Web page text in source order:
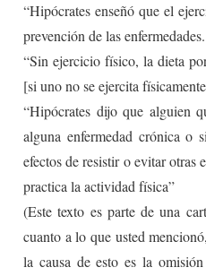
“Hipócrates enseñó que el
prevención de las
“Sin ejercicio físico, la dieta
[si uno no se ejercita
“Hipócrates dijo que alguien
alguna enfermedad crónica o
efectos de resistir o evitar otras
practica la actividad física”
(Este texto es parte de una
cuanto a lo que usted
la causa de esto es la